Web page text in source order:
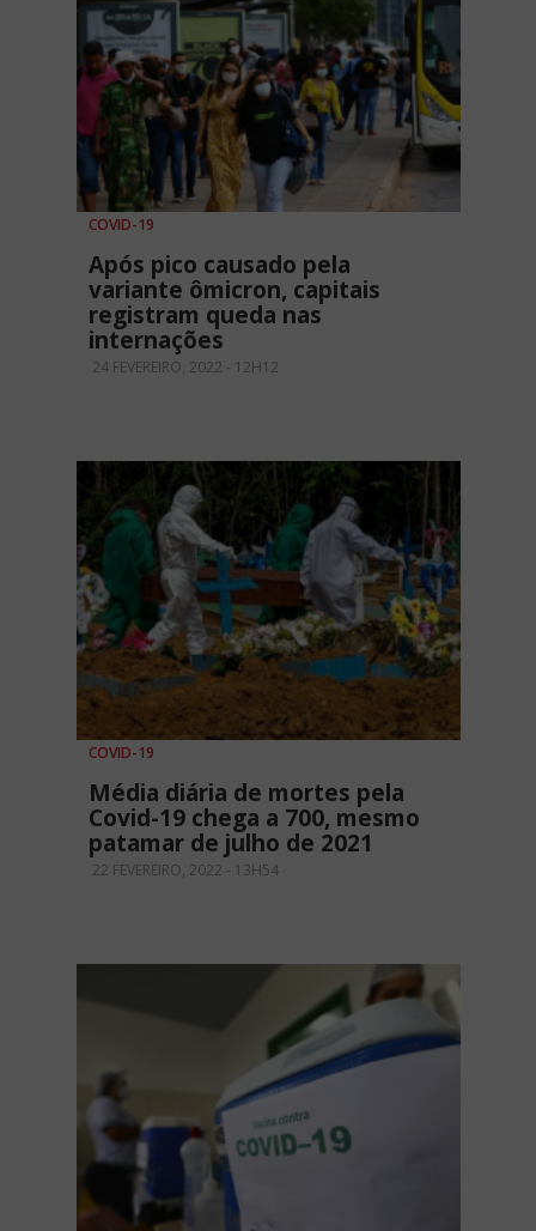
COVID-19
Após pico causado pela
variante ômicron, capitais
registram queda nas
internações
24 FEVEREIRO, 2022 - 12H12
COVID-19
Média diária de mortes pela
Covid-19 chega a 700, mesmo
patamar de julho de 2021
22 FEVEREIRO, 2022 - 13H54